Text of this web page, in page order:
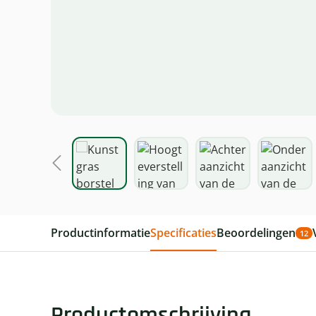
ProductinformatieSpecificatiesBeoordelingen 12